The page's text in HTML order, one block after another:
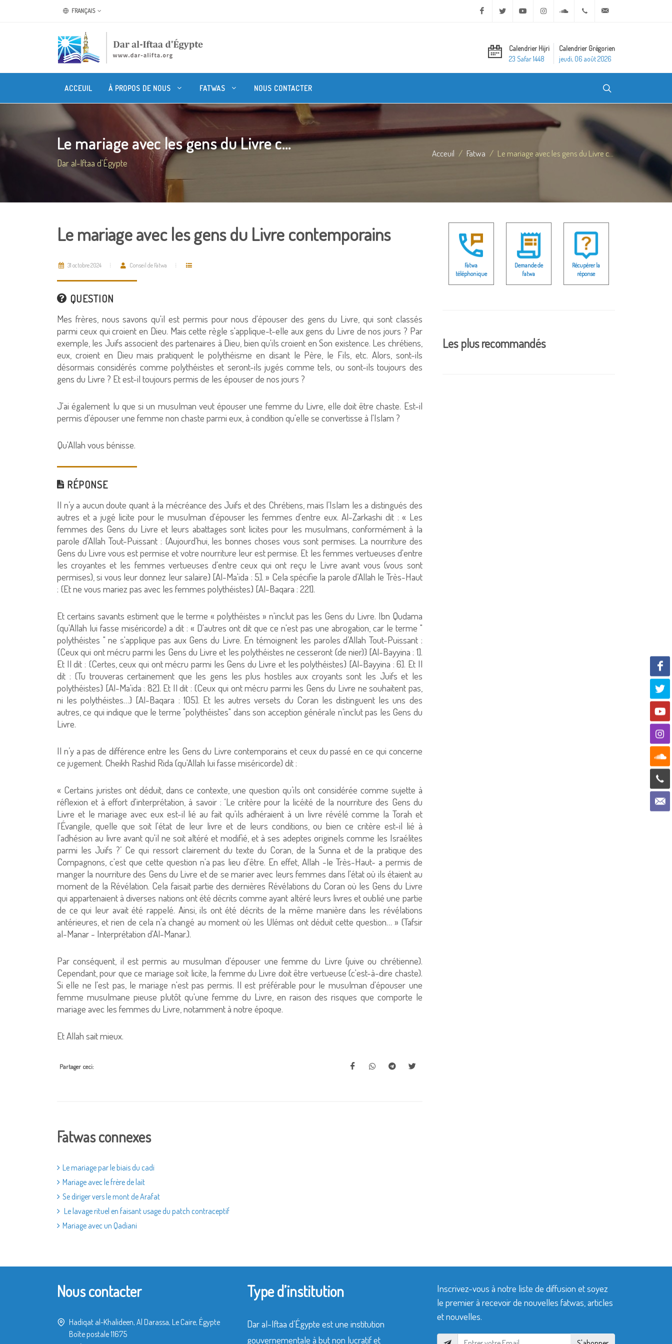
FRANÇAIS Facebook Twitter Youtube Instagram Soundcloud+20 2 25970400
Calendrier Hijri
23 Safar 1448
Calendrier Grégorien
jeudi, 06 août 2026
ACCEUIL À PROPOS DE NOUS FATWAS NOUS CONTACTER
Le mariage avec les gens du Livre c...
Dar al-Iftaa d'Égypte
Acceuil Fatwa Le mariage avec les gens du Livre c...
Le mariage avec les gens du Livre contemporains
31 octobre 2024 Conseil de Fatwa
QUESTION
Mes frères, nous savons qu'il est permis pour nous d'épouser des gens du Livre, qui sont classés
parmi ceux qui croient en Dieu. Mais cette règle s'applique-t-elle aux gens du Livre de nos jours ? Par
exemple, les Juifs associent des partenaires à Dieu, bien qu'ils croient en Son existence. Les chrétiens,
eux, croient en Dieu mais pratiquent le polythéisme en disant le Père, le Fils, etc. Alors, sont-ils
désormais considérés comme polythéistes et seront-ils jugés comme tels, ou sont-ils toujours des
gens du Livre ? Et est-il toujours permis de les épouser de nos jours ?
J'ai également lu que si un musulman veut épouser une femme du Livre, elle doit être chaste. Est-il
permis d'épouser une femme non chaste parmi eux, à condition qu'elle se convertisse à l'Islam ?
Qu'Allah vous bénisse.
RÉPONSE
Il n’y a aucun doute quant à la mécréance des Juifs et des Chrétiens, mais l’Islam les a distingués des
autres et a jugé licite pour le musulman d'épouser les femmes d'entre eux. Al-Zarkashi dit : « Les
femmes des Gens du Livre et leurs abattages sont licites pour les musulmans, conformément à la
parole d’Allah Tout-Puissant : {Aujourd'hui, les bonnes choses vous sont permises. La nourriture des
Gens du Livre vous est permise et votre nourriture leur est permise. Et les femmes vertueuses d'entre
les croyantes et les femmes vertueuses d'entre ceux qui ont reçu le Livre avant vous (vous sont
permises), si vous leur donnez leur salaire} [Al-Ma'ida : 5]. » Cela spécifie la parole d’Allah le Très-Haut
: {Et ne vous mariez pas avec les femmes polythéistes} [Al-Baqara : 221].
Et certains savants estiment que le terme « polythéistes » n'inclut pas les Gens du Livre. Ibn Qudama
(qu'Allah lui fasse miséricorde) a dit : « D'autres ont dit que ce n'est pas une abrogation, car le terme "
polythéistes " ne s'applique pas aux Gens du Livre. En témoignent les paroles d’Allah Tout-Puissant :
{Ceux qui ont mécru parmi les Gens du Livre et les polythéistes ne cesseront (de nier)} [Al-Bayyina : 1].
Et Il dit : {Certes, ceux qui ont mécru parmi les Gens du Livre et les polythéistes} [Al-Bayyina : 6]. Et Il
dit : {Tu trouveras certainement que les gens les plus hostiles aux croyants sont les Juifs et les
polythéistes} [Al-Ma'ida : 82]. Et Il dit : {Ceux qui ont mécru parmi les Gens du Livre ne souhaitent pas,
ni les polythéistes…} [Al-Baqara : 105]. Et les autres versets du Coran les distinguent les uns des
autres, ce qui indique que le terme "polythéistes" dans son acception générale n'inclut pas les Gens du
Livre.
Il n’y a pas de différence entre les Gens du Livre contemporains et ceux du passé en ce qui concerne
ce jugement. Cheikh Rashid Rida (qu'Allah lui fasse miséricorde) dit :
« Certains juristes ont déduit, dans ce contexte, une question qu’ils ont considérée comme sujette à
réflexion et à effort d'interprétation, à savoir : ‘Le critère pour la licéité de la nourriture des Gens du
Livre et le mariage avec eux est-il lié au fait qu'ils adhéraient à un livre révélé comme la Torah et
l'Évangile, quelle que soit l'état de leur livre et de leurs conditions, ou bien ce critère est-il lié à
l'adhésion au livre avant qu'il ne soit altéré et modifié, et à ses adeptes originels comme les Israélites
parmi les Juifs ?’ Ce qui ressort clairement du texte du Coran, de la Sunna et de la pratique des
Compagnons, c'est que cette question n'a pas lieu d'être. En effet, Allah -le Très-Haut- a permis de
manger la nourriture des Gens du Livre et de se marier avec leurs femmes dans l'état où ils étaient au
moment de la Révélation. Cela faisait partie des dernières Révélations du Coran où les Gens du Livre
qui appartenaient à diverses nations ont été décrits comme ayant altéré leurs livres et oublié une partie
de ce qui leur avait été rappelé. Ainsi, ils ont été décrits de la même manière dans les révélations
antérieures, et rien de cela n'a changé au moment où les Ulémas ont déduit cette question… » (Tafsir
al-Manar - Interprétation d'Al-Manar.).
Par conséquent, il est permis au musulman d'épouser une femme du Livre (juive ou chrétienne).
Cependant, pour que ce mariage soit licite, la femme du Livre doit être vertueuse (c'est-à-dire chaste).
Si elle ne l'est pas, le mariage n'est pas permis. Il est préférable pour le musulman d'épouser une
femme musulmane pieuse plutôt qu'une femme du Livre, en raison des risques que comporte le
mariage avec les femmes du Livre, notamment à notre époque.
Et Allah sait mieux.
Partager ceci:
Fatwas connexes
Le mariage par le biais du cadi
Mariage avec le frère de lait
Se diriger vers le mont de Arafat
Le lavage rituel en faisant usage du patch contraceptif
Mariage avec un Qadiani
Fatwa
téléphonique
Demande de
fatwa
Récupérer la
réponse
Les plus recommandés
Nous contacter
Hadiqat al-Khalideen, Al Darassa, Le Caire, Égypte
Boîte postale 11675
Type d’institution
Dar al-Iftaa d’Égypte est une institution
gouvernementale à but non lucratif et
Inscrivez-vous à notre liste de diffusion et soyez
le premier à recevoir de nouvelles fatwas, articles
et nouvelles.